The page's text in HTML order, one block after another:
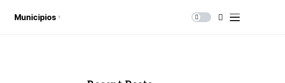
Municipios